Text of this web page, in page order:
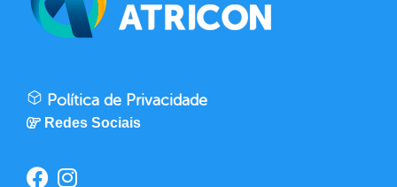
Política de Privacidade
Redes Sociais